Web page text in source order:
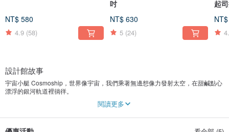
NT$ 580
4.9 (58)
吋
NT$ 630
5 (24)
起
設計館故事
宇宙小艇 Cosmoship，世界像宇宙，我們乘著無邊想像力發射太空，在甜鹹點心
漂浮的銀河軌道裡徜徉。
以純熟細膩的手作烘焙工藝，大膽串連台灣在地特色食材，進行一場風味與質地
的料理試驗，在炙熱烤盤與冷冽大理石之間，寫下回憶和夢想；在光年之間，傳
閱讀更多